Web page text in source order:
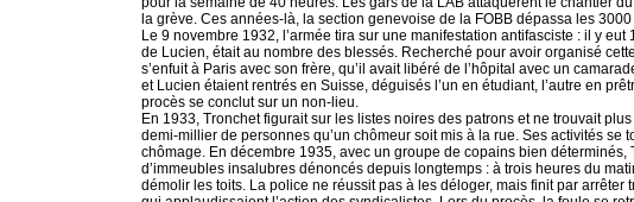
la grève. Ces années-là, la section genevoise de la FOBB dépassa les
Le 9 novembre 1932, l’armée tira sur une manifestation antifasciste : il y
de Lucien, était au nombre des blessés. Recherché pour avoir organisé
s’enfuit à Paris avec son frère, qu’il avait libéré de l’hôpital avec un
et Lucien étaient rentrés en Suisse, déguisés l’un en étudiant, l’autre en
procès se conclut sur un non-lieu.
En 1933, Tronchet figurait sur les listes noires des patrons et ne trouvait
demi-millier de personnes qu’un chômeur soit mis à la rue. Ses activités se
chômage. En décembre 1935, avec un groupe de copains bien
d’immeubles insalubres dénoncés depuis longtemps : à trois heures du
démolir les toits. La police ne réussit pas à les déloger, mais finit par